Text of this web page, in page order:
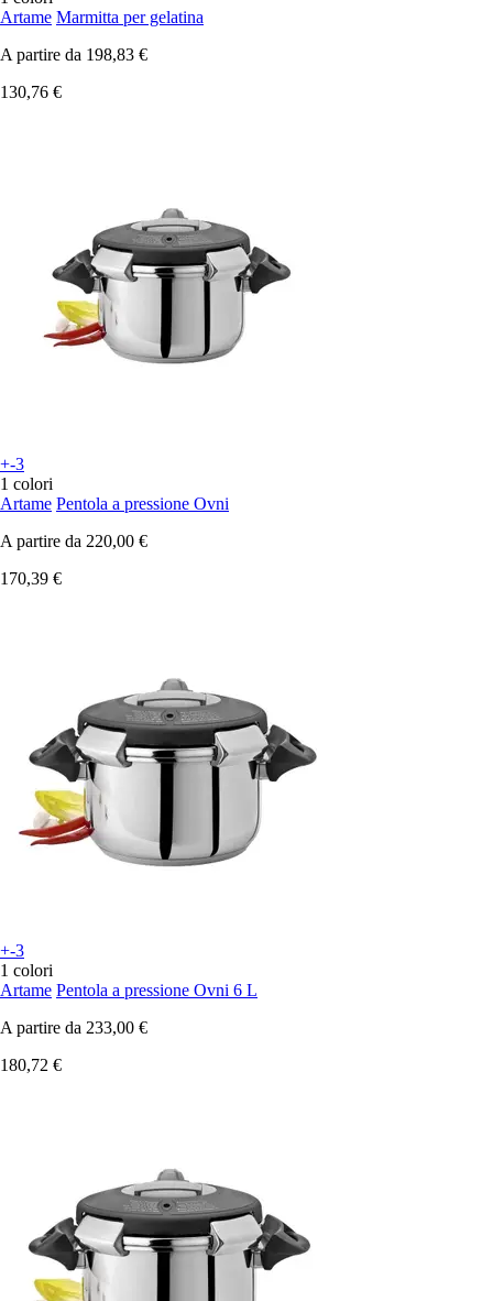
Artame Marmitta per gelatina
A partire da 198,83 €
130,76 €
+-3
1 colori
Artame Pentola a pressione Ovni
A partire da 220,00 €
170,39 €
+-3
1 colori
Artame Pentola a pressione Ovni 6 L
A partire da 233,00 €
180,72 €